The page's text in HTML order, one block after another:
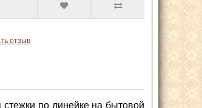
отзыв
по линейке на бытовой